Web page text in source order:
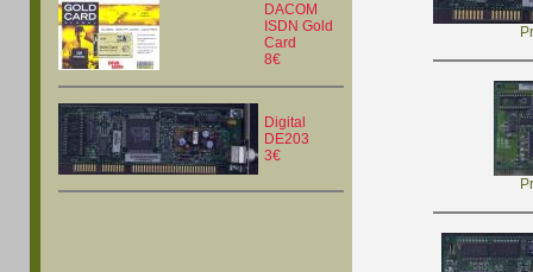
DACOM
ISDN Gold
Card
8€
Digital
DE203
3€